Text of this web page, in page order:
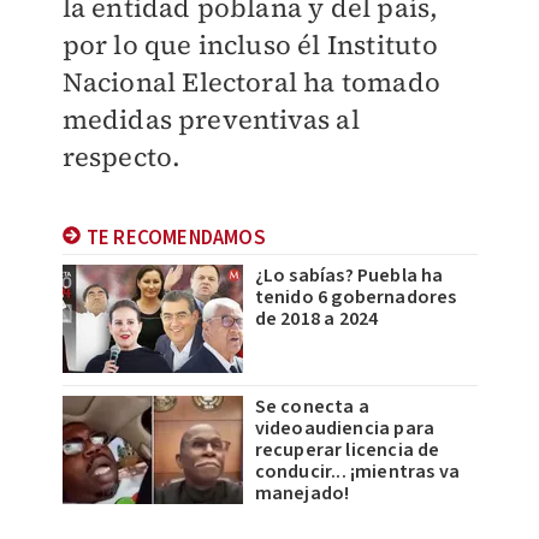
la entidad poblana y del país,
por lo que incluso él Instituto
Nacional Electoral ha tomado
medidas preventivas al
respecto.
TE RECOMENDAMOS
¿Lo sabías? Puebla ha
tenido 6 gobernadores
de 2018 a 2024
Se conecta a
videoaudiencia para
recuperar licencia de
conducir... ¡mientras va
manejado!